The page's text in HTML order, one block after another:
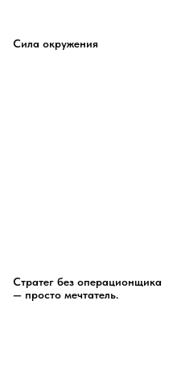
Сила окружения
Стратег без операционщика
— просто мечтатель.